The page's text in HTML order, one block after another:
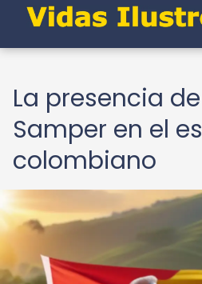
La presencia
Samper en el
colombiano